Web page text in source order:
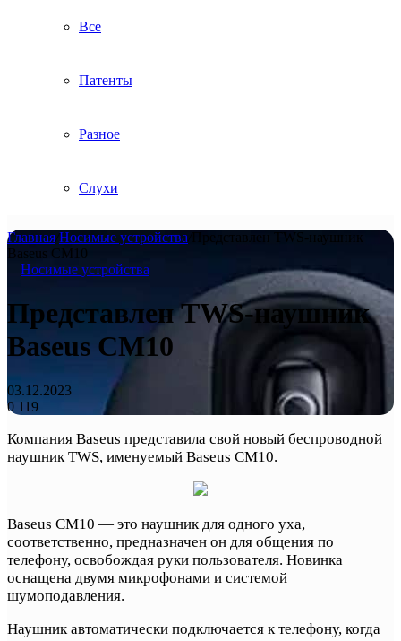
Все
Патенты
Разное
Слухи
Главная/Носимые устройства
Представлен TWS-наушник
Baseus CM10
Носимые устройства
Представлен TWS-наушник
Baseus CM10
03.12.2023
0 119
Компания Baseus представила свой новый беспроводной
наушник TWS, именуемый Baseus CM10.
Baseus CM10 — это наушник для одного уха,
соответственно, предназначен он для общения по
телефону, освобождая руки пользователя. Новинка
оснащена двумя микрофонами и системой
шумоподавления.
Наушник автоматически подключается к телефону, когда